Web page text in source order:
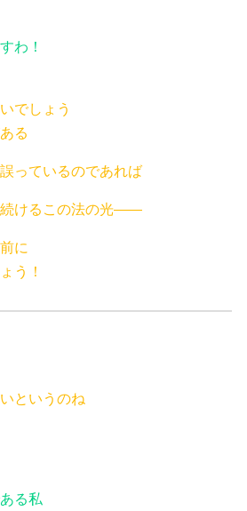
わ！
でしょう
る
っているのであれば
続けるこの法の光――
に
う！
というのね
る私